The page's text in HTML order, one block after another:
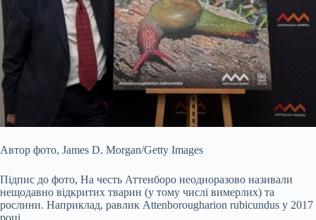
Автор фото, James D. Morgan/Getty Images
Підпис до фото, На честь Аттенборо неодноразово називали
нещодавно відкритих тварин (у тому числі вимерлих) та
рослини. Наприклад, равлик Attenborougharion rubicundus у 2017